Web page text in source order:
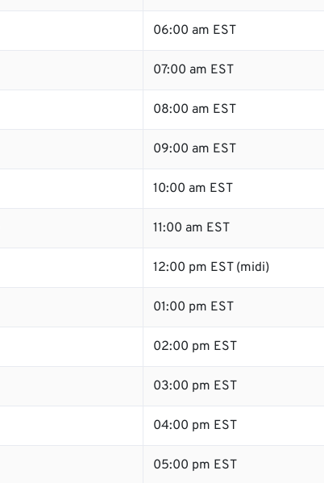
06:00 am EST
07:00 am EST
08:00 am EST
09:00 am EST
10:00 am EST
11:00 am EST
12:00 pm EST (midi)
01:00 pm EST
02:00 pm EST
03:00 pm EST
04:00 pm EST
05:00 pm EST